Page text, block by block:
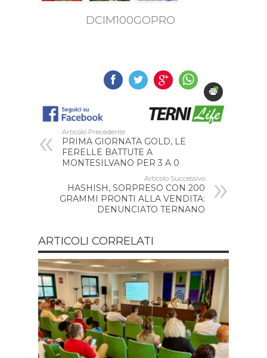
DCIM100GOPRO
Articolo Precedente
PRIMA GIORNATA GOLD, LE
FERELLE BATTUTE A
MONTESILVANO PER 3 A 0
Articolo Successivo
HASHISH, SORPRESO CON 200
GRAMMI PRONTI ALLA VENDITA:
DENUNCIATO TERNANO
ARTICOLI CORRELATI